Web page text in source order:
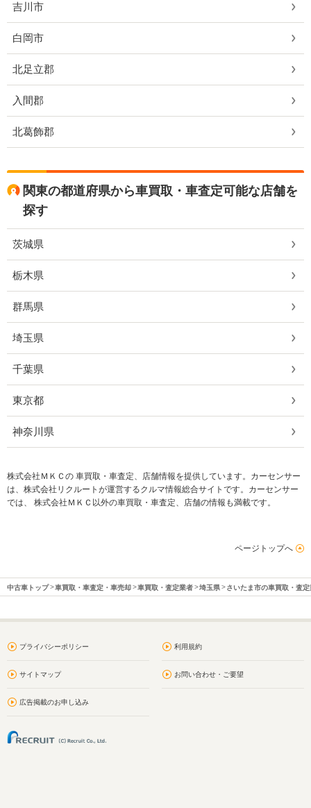
吉川市
白岡市
北足立郡
入間郡
北葛飾郡
関東の都道府県から車買取・車査定可能な店舗を
探す
茨城県
栃木県
群馬県
埼玉県
千葉県
東京都
神奈川県
株式会社ＭＫＣの 車買取・車査定、店舗情報を提供しています。カーセンサー
は、株式会社リクルートが運営するクルマ情報総合サイトです。カーセンサー
では、 株式会社ＭＫＣ以外の車買取・車査定、店舗の情報も満載です。
ページトップへ
中古車トップ 車買取・車査定・車売却 車買取・査定業者 埼玉県 さいたま市の車買取・査
プライバシーポリシー 利用規約
サイトマップ お問い合わせ・ご要望
広告掲載のお申し込み